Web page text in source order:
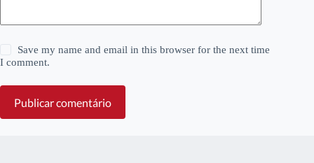
Save my name and email in this browser for the next time
I comment.
Publicar comentário